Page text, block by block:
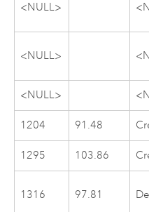
<NULL>
<NULL>
<NULL>
1204 91.48
1295 103.86
1316 97.81